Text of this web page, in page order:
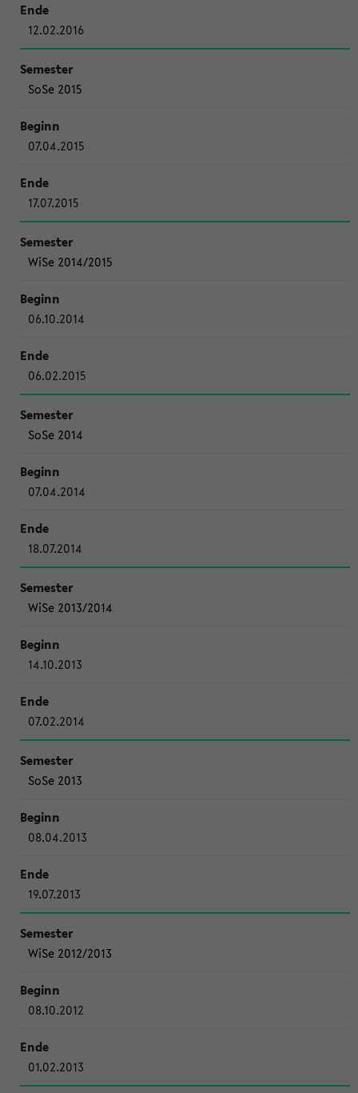
12.02.2016
SoSe 2015
07.04.2015
17.07.2015
WiSe 2014/2015
06.10.2014
06.02.2015
SoSe 2014
07.04.2014
18.07.2014
WiSe 2013/2014
14.10.2013
07.02.2014
SoSe 2013
08.04.2013
19.07.2013
WiSe 2012/2013
08.10.2012
01.02.2013